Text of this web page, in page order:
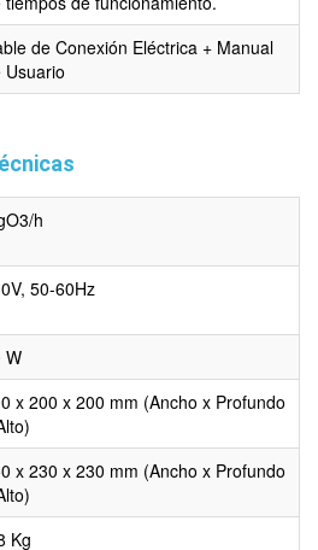
de Conexión Eléctrica + Manual
Usuario
h
50-60Hz
W
x 200 x 200 mm (Ancho x Profundo
x 230 x 230 mm (Ancho x Profundo
Kg